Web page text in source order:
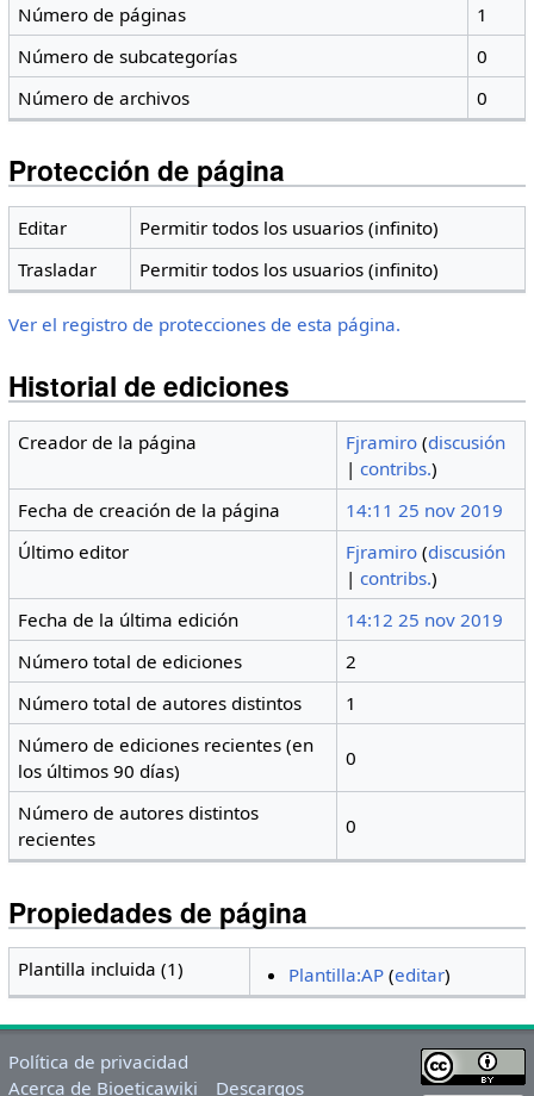
Número de páginas
1
Número de subcategorías
0
Número de archivos
0
Protección de página
Editar
Permitir todos los usuarios (infinito)
Trasladar
Permitir todos los usuarios (infinito)
Ver el registro de protecciones de esta página.
Historial de ediciones
Creador de la página Fjramiro (discusión
|contribs.)
Fecha de creación de la página
14:11 25 nov 2019
Último editor
Fjramiro (discusión
|contribs.)
Fecha de la última edición
14:12 25 nov 2019
Número total de ediciones
2
Número total de autores distintos
1
Número de ediciones recientes (en
los últimos 90 días)
0
Número de autores distintos
recientes
0
Propiedades de página
Plantilla incluida (1) Plantilla:AP(editar)
Política de privacidad
Acerca de Bioeticawiki
Descargos